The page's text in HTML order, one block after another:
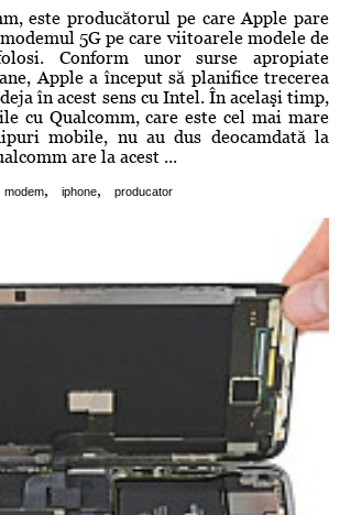
este producătorul pe care Apple pare
5G pe care viitoarele modele de
Conform unor surse apropiate
Apple a început să planifice trecerea
în acest sens cu Intel. În acelaşi timp,
cu Qualcomm, care este cel mai mare
mobile, nu au dus deocamdată la
are la acest ...
modem, iphone, producator